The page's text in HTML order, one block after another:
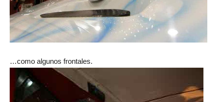
…como algunos frontales.